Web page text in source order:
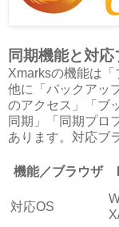
同期機能と対
Xmarksの機能は
他に「バックアッ
のアクセス」「ブ
同期」「同期プロ
あります。対応ブ
機能／ブラウザ
対応OS